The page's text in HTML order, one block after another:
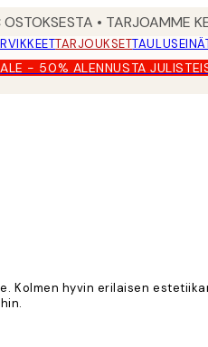
• TARJOAMME
TARJOUKSET
ALE - 50% ALENNUSTA
Kolmen hyvin erilaisen